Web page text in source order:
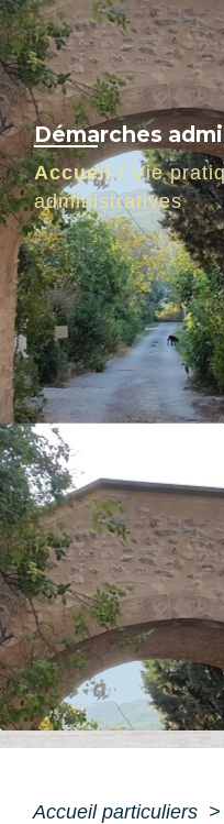
Démarches
Accueil/ Vie
administratives
Accueil particuliers >